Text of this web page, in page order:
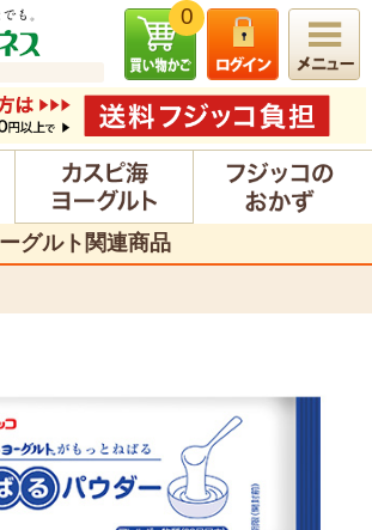
0
グルト関連商品